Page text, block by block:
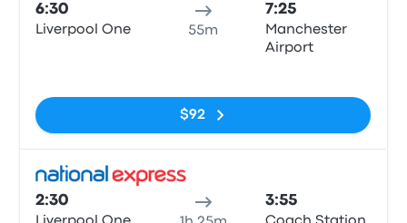
6:30
Liverpool One 55m
7:25
Manchester
Airport
$92
2:30 3:55